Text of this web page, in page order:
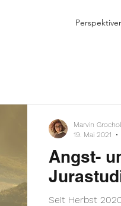
Angst-
Seit Herbst
Marvin
19. Mai 2021